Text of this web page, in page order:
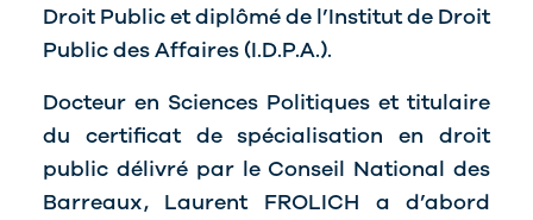
Droit Public et diplômé de l’Institut de Droit
Public des Affaires (I.D.P.A.).
Docteur en Sciences Politiques et titulaire
du certificat de spécialisation en droit
public délivré par le Conseil National des
Barreaux, Laurent FROLICH a d’abord